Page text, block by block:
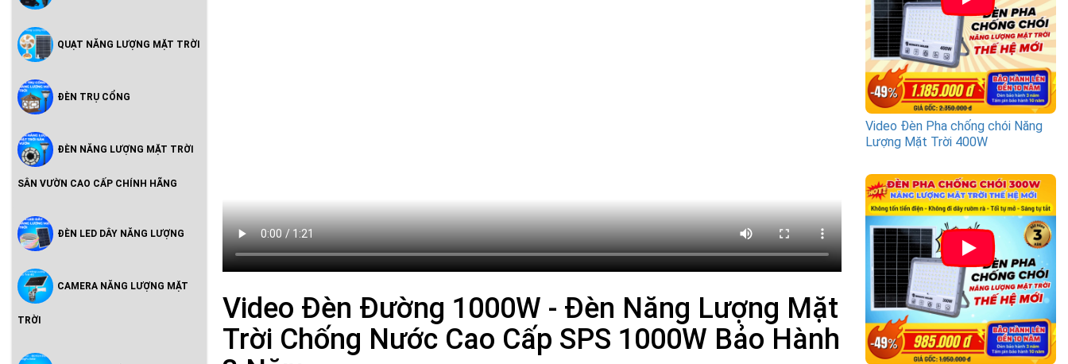
Hoàng Quốc Bảo - Độ Sáng Cao,
QUẠT NĂNG LƯỢNG MẶT TRỜI
ĐÈN TRỤ CỔNG
ĐÈN NĂNG LƯỢNG MẶT TRỜI
SÂN VƯỜN CAO CẤP CHÍNH HÃNG
ĐÈN LED DÂY NĂNG LƯỢNG
CAMERA NĂNG LƯỢNG MẶT
TRỜI
Video Đèn Đường 1000W - Đèn Năng Lượng Mặt
Trời Chống Nước Cao Cấp SPS 1000W Bảo Hành
Video Đèn Pha chống chói Năng
Lượng Mặt Trời 400W